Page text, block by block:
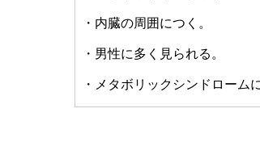
・内臓の周囲につく。
・男性に多く見られる。
・メタボリックシンドローム